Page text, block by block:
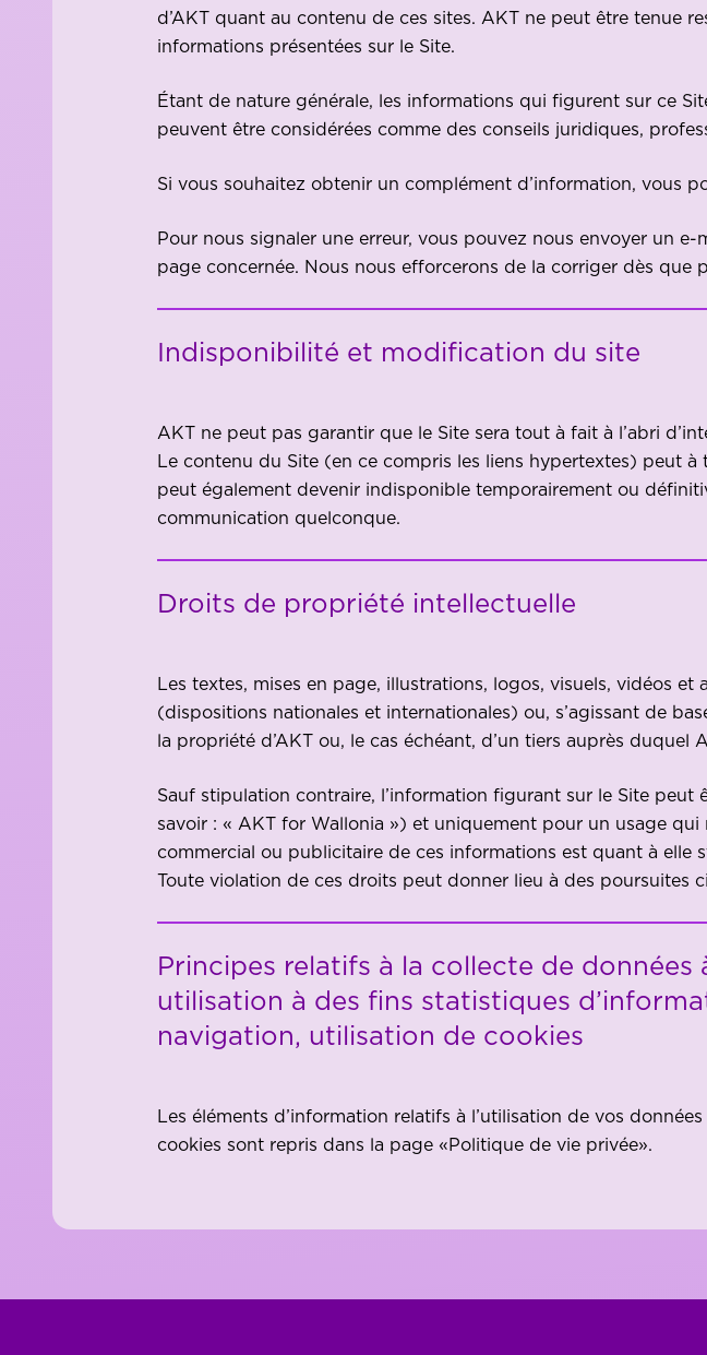
d’AKT quant au contenu de ces sites. AKT ne peut être tenue
informations présentées sur le Site.
Étant de nature générale, les informations qui figurent sur ce
peuvent être considérées comme des conseils juridiques,
Si vous souhaitez obtenir un complément d’information, vous
Pour nous signaler une erreur, vous pouvez nous envoyer un e-
page concernée. Nous nous efforcerons de la corriger dès que
Indisponibilité et modification du site
AKT ne peut pas garantir que le Site sera tout à fait à l’abri
Le contenu du Site (en ce compris les liens hypertextes) peut
peut également devenir indisponible temporairement ou
communication quelconque.
Droits de propriété intellectuelle
Les textes, mises en page, illustrations, logos, visuels, vidéos
(dispositions nationales et internationales) ou, s’agissant de
la propriété d’AKT ou, le cas échéant, d’un tiers auprès duquel
Sauf stipulation contraire, l’information figurant sur le Site
savoir : « AKT for Wallonia ») et uniquement pour un usage
commercial ou publicitaire de ces informations est quant à elle
Toute violation de ces droits peut donner lieu à des poursuites
Principes relatifs à la collecte de données
utilisation à des fins statistiques
navigation, utilisation de cookies
Les éléments d’information relatifs à l’utilisation de vos
cookies sont repris dans la page «Politique de vie privée».